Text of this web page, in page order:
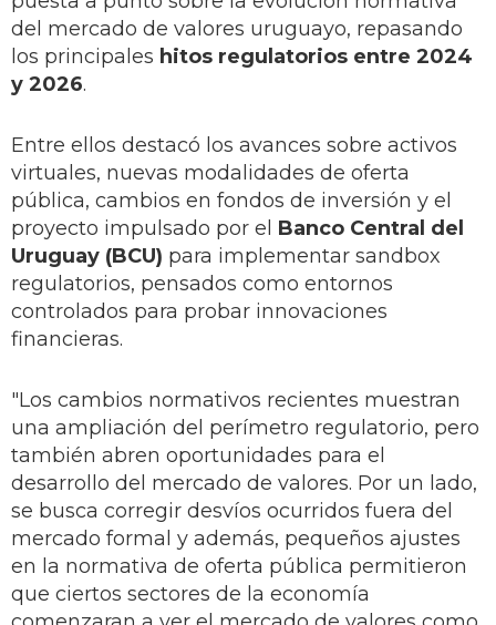
del mercado de valores uruguayo, repasando
los principales hitos regulatorios entre 2024
y 2026.
Entre ellos destacó los avances sobre activos
virtuales, nuevas modalidades de oferta
pública, cambios en fondos de inversión y el
proyecto impulsado por el Banco Central del
Uruguay (BCU) para implementar sandbox
regulatorios, pensados como entornos
controlados para probar innovaciones
financieras.
"Los cambios normativos recientes muestran
una ampliación del perímetro regulatorio, pero
también abren oportunidades para el
desarrollo del mercado de valores. Por un lado,
se busca corregir desvíos ocurridos fuera del
mercado formal y además, pequeños ajustes
en la normativa de oferta pública permitieron
que ciertos sectores de la economía